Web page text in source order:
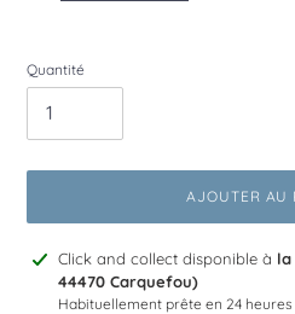
Quantité
AJOUTER AU
Ajout
produit
Click and collect disponible à la
44470 Carquefou)
Habituellement prête en 24 heures